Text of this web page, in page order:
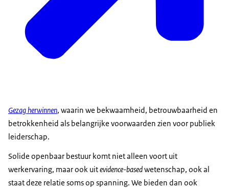
Gezag herwinnen, waarin we bekwaamheid, betrouwbaarheid en
betrokkenheid als belangrijke voorwaarden zien voor publiek
leiderschap.
Solide openbaar bestuur komt niet alleen voort uit
werkervaring, maar ook uitevidence-basedwetenschap, ook al
staat deze relatie soms op spanning. We bieden dan ook